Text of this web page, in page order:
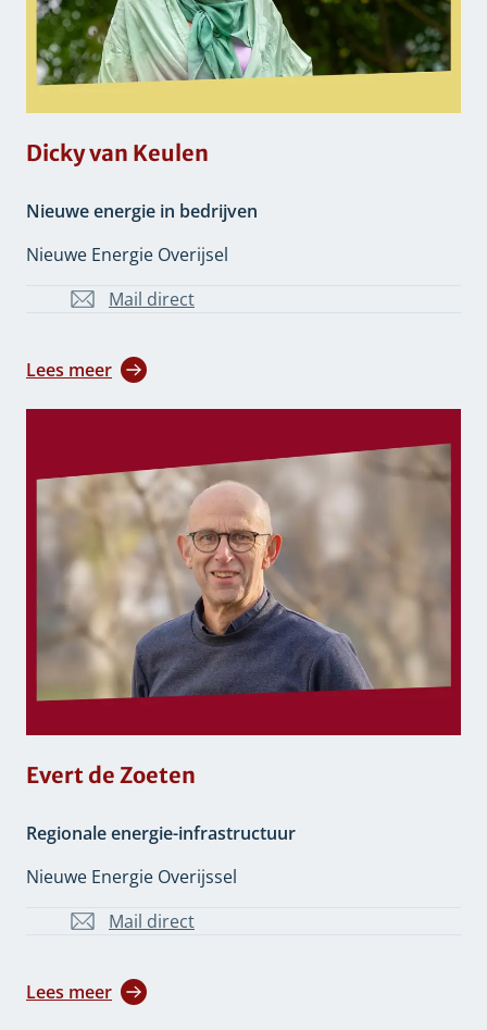
Dicky van Keulen
Nieuwe energie in bedrijven
Nieuwe Energie Overijsel
Mail direct
D.v.Keulen@overijssel.nl
Lees meer
Evert de Zoeten
Regionale energie-infrastructuur
Nieuwe Energie Overijssel
Mail direct
E.d.Zoeten@overijssel.nl
Lees meer